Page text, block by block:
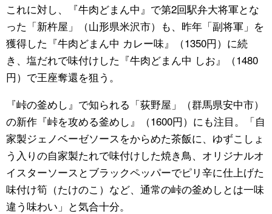
これに対し、『牛肉どまん中』で第2回駅弁大将軍とな
った「新杵屋」（山形県米沢市）も、昨年「副将軍」を
獲得した『牛肉どまん中 カレー味』（1350円）に続
き、塩だれで味付けした『牛肉どまん中 しお』（1480
円）で王座奪還を狙う。
『峠の釜めし』で知られる「荻野屋」（群馬県安中市）
の新作『峠を攻める釜めし』（1600円）にも注目。「自
家製ジェノベーゼソースをからめた茶飯に、ゆずこしょ
う入りの自家製たれで味付けした焼き鳥、オリジナルオ
イスターソースとブラックペッパーでピリ辛に仕上げた
味付け筍（たけのこ）など、通常の峠の釜めしとは一味
違う味わい」と気合十分。